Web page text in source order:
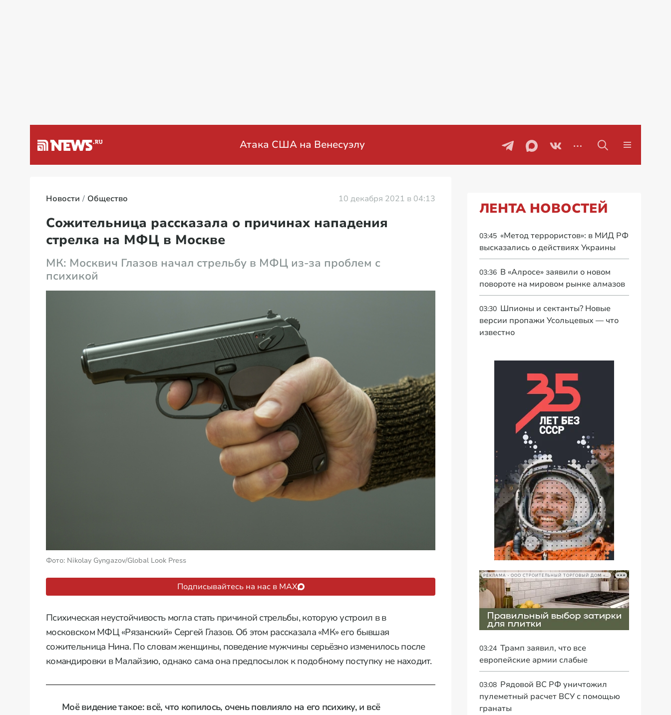
Специальная военная операция на Украине: мирные переговоры Проблемы с бензином в
Новости Общество 10 декабря 2021 в 04:13
Сожительница рассказала о причинах нападения
стрелка на МФЦ в Москве
МК: Москвич Глазов начал стрельбу в МФЦ из-за проблем с
психикой
Фото: Nikolay Gyngazov/Global Look Press
Подписывайтесь на нас в MAX
Психическая неустойчивость могла стать причиной стрельбы, которую устроил в в
московском МФЦ «Рязанский» Сергей Глазов. Об этом рассказала «МК» его бывшая
сожительница Нина. По словам женщины, поведение мужчины серьёзно изменилось после
командировки в Малайзию, однако сама она предпосылок к подобному поступку не находит.
Моё видение такое: всё, что копилось, очень повлияло на его психику, и всё
ЛЕНТА НОВОСТЕЙ
03:45 «Метод террористов»: в МИД РФ
высказались о действиях Украины
03:36 В «Алросе» заявили о новом
повороте на мировом рынке алмазов
03:30 Шпионы и сектанты? Новые
версии пропажи Усольцевых — что
известно
03:24 Трамп заявил, что все
европейские армии слабые
03:08 Рядовой ВС РФ уничтожил
пулеметный расчет ВСУ с помощью
гранаты